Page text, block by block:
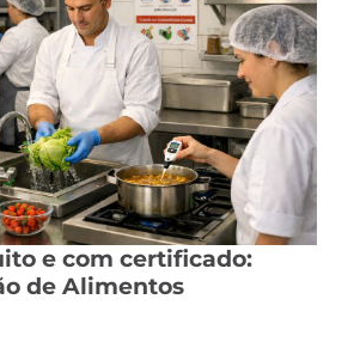
e com certificado:
de Alimentos